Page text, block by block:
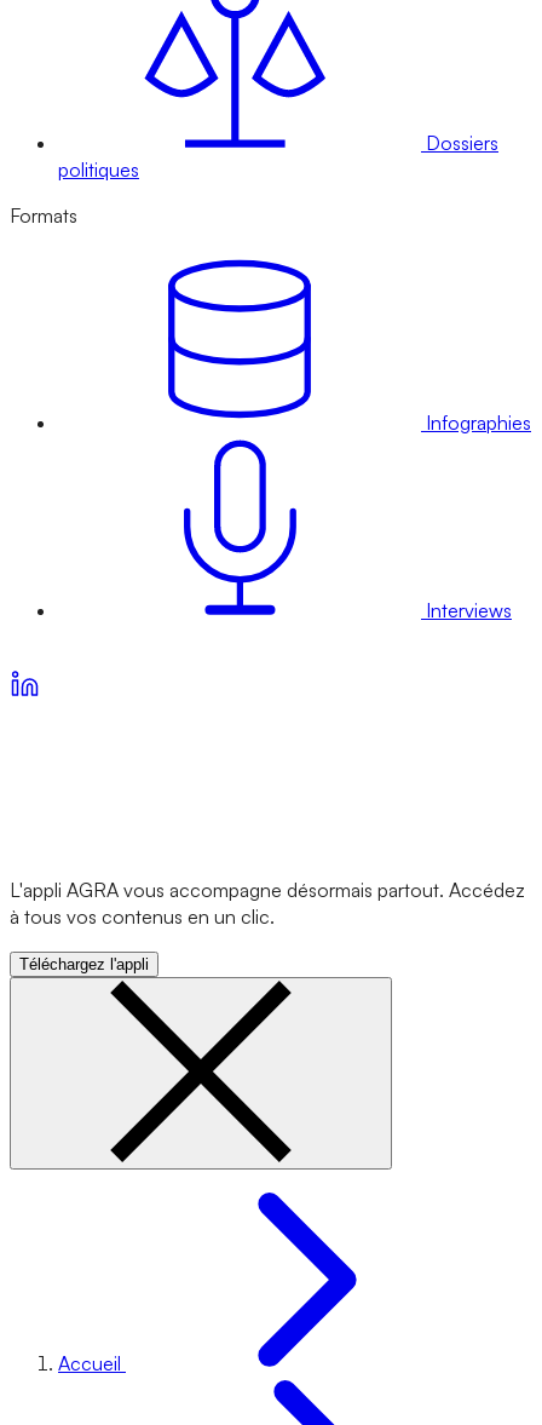
Dossiers
politiques
Formats
Infographies
Interviews
L'appli AGRA vous accompagne désormais partout. Accédez
à tous vos contenus en un clic.
Téléchargez l'appli
Accueil